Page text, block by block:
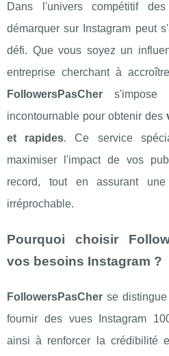
Dans l'univers compétitif
démarquer sur Instagram peut
défi. Que vous soyez un
entreprise cherchant à
FollowersPasCher s'impose
incontournable pour obtenir des
et rapides. Ce service
maximiser l'impact de vos
record, tout en assurant une
irréprochable.
Pourquoi choisir
vos besoins Instagram ?
FollowersPasCher se
fournir des vues Instagram
ainsi à renforcer la crédibilité